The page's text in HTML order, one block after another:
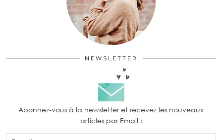
NEWSLETTER
Abonnez-vous à la newsletter et recevez les nouveaux
articles par Email :